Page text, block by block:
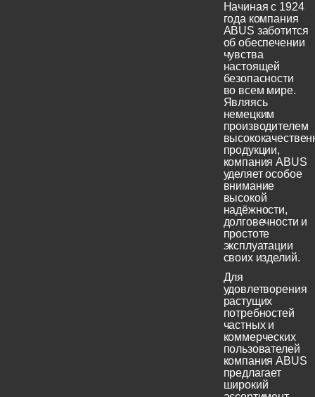
Начиная с 1924
года компания
ABUS заботится
об обеспечении
чувства
настоящей
безопасности
во всем мире.
Являясь
немецким
производителем
продукции,
компания ABUS
уделяет особое
внимание
высокой
надёжности,
долговечности и
простоте
эксплуатации
своих изделий.
Для
удовлетворения
растущих
потребностей
частных и
коммерческих
пользователей
компания ABUS
предлагает
широкий